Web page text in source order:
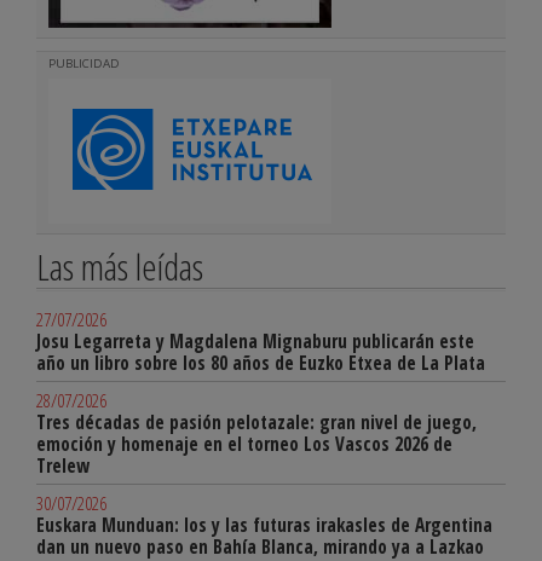
PUBLICIDAD
Las más leídas
27/07/2026
Josu Legarreta y Magdalena Mignaburu publicarán este
año un libro sobre los 80 años de Euzko Etxea de La Plata
28/07/2026
Tres décadas de pasión pelotazale: gran nivel de juego,
emoción y homenaje en el torneo Los Vascos 2026 de
Trelew
30/07/2026
Euskara Munduan: los y las futuras irakasles de Argentina
dan un nuevo paso en Bahía Blanca, mirando ya a Lazkao